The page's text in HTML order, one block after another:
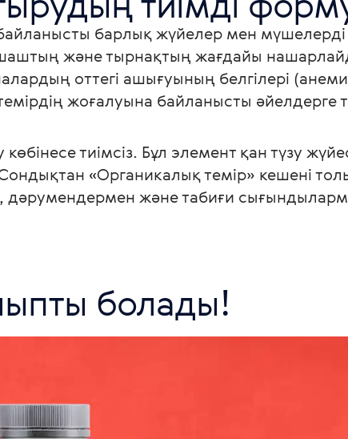
барлық жүйелер мен мүшелерді
шаштың және тырнақтың жағдайы
оттегі ашығуының белгілері
жоғалуына байланысты әйелдерге
тиімсіз. Бұл элемент қан түзу
«Органикалық темір» кешені
дәрумендермен және табиғи
болады!